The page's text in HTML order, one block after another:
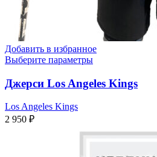
Добавить в избранное
Выберите параметры
Джерси Los Angeles Kings
Los Angeles Kings
2 950 ₽